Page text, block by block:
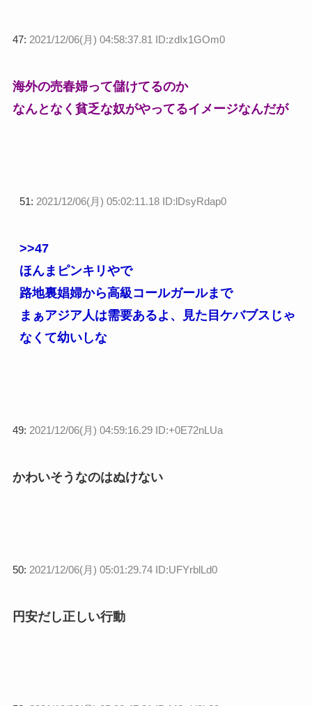
47: 2021/12/06(月) 04:58:37.81 ID:zdIx1GOm0
海外の売春婦って儲けてるのか
なんとなく貧乏な奴がやってるイメージなんだが
51: 2021/12/06(月) 05:02:11.18 ID:lDsyRdap0
>>47
ほんまピンキリやで
路地裏娼婦から高級コールガールまで
まぁアジア人は需要あるよ、見た目ケバブスじゃ
なくて幼いしな
49: 2021/12/06(月) 04:59:16.29 ID:+0E72nLUa
かわいそうなのはぬけない
50: 2021/12/06(月) 05:01:29.74 ID:UFYrblLd0
円安だし正しい行動